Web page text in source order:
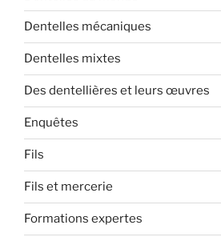
Dentelles mécaniques
Dentelles mixtes
Des dentellières et leurs œuvres
Enquêtes
Fils
Fils et mercerie
Formations expertes